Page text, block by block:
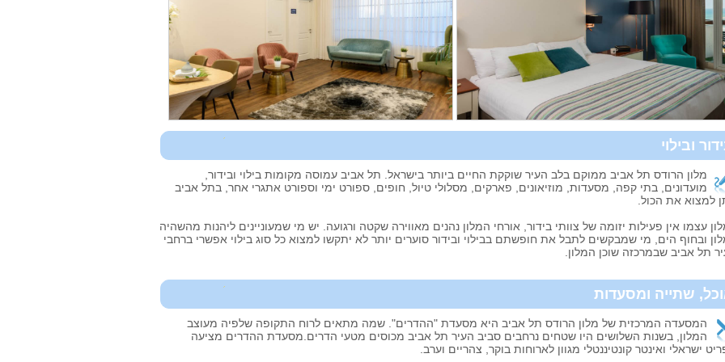
ובילוי
מלון הרודס תל אביב ממוקם בלב העיר שוקקת החיים ביותר בישראל. תל אביב עמוסה מקומות בילוי ובידור,
מועדונים, בתי קפה, מסעדות, מוזיאונים, פארקים, מסלולי טיול, חופים, ספורט ימי וספורט אתגרי אחר, בתל אביב
למצוא את הכול.
עצמו אין פעילות יזומה של צוותי בידור, אורחי המלון נהנים מאווירה שקטה ורגועה. יש מי שמעוניינים ליהנות מהשהיה
ובחוף הים, מי שמבקשים לתבל את חופשתם בבילוי ובידור סוערים יותר לא יתקשו למצוא כל סוג בילוי אפשרי ברחבי
תל אביב שבמרכזה שוכן המלון.
שתייה ומסעדות
המסעדה המרכזית של מלון הרודס תל אביב היא מסעדת "ההדרים". שמה מתאים לרוח התקופה שלפיה מעוצב
המלון, בשנות השלושים היו שטחים נרחבים סביב העיר תל אביב מכוסים מטעי הדרים.מסעדת ההדרים מציעה
ישראלי ואינטר קונטיננטלי מגוון לארוחות בוקר, צהריים וערב.